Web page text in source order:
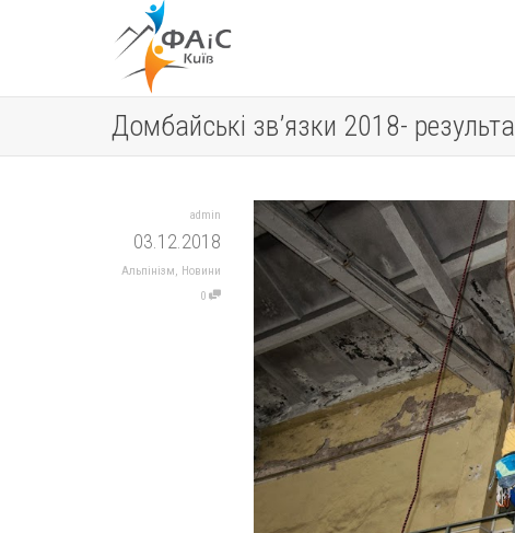
Домбайські зв’язки 2018-
admin
03.12.2018
Альпінізм, Новини
0